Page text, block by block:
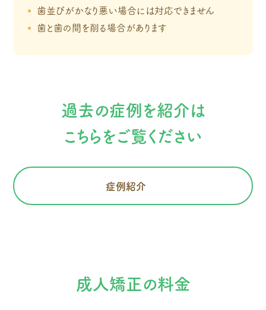
歯並びがかなり悪い場合には対応できません
歯と歯の間を削る場合があります
過去の症例を紹介は
こちらをご覧ください
症例紹介
成人矯正の料金